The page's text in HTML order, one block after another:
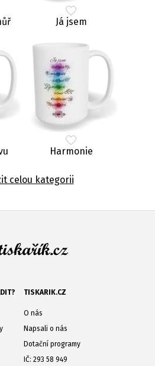
Já jsem
Harmonie
celou kategorii
TISKARIK.CZ
O nás
Napsali o nás
Dotační programy
IČ: 293 58 949